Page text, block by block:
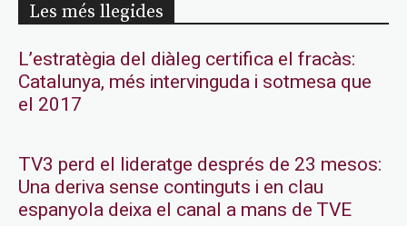
Les més llegides
L’estratègia del diàleg certifica el fracàs:
Catalunya, més intervinguda i sotmesa que
el 2017
TV3 perd el lideratge després de 23 mesos:
Una deriva sense continguts i en clau
espanyola deixa el canal a mans de TVE